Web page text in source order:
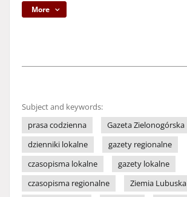
More
Subject and keywords:
prasa codzienna
Gazeta Zielonogórska
dzienniki lokalne
gazety regionalne
czasopisma lokalne
gazety lokalne
czasopisma regionalne
Ziemia Lubuska